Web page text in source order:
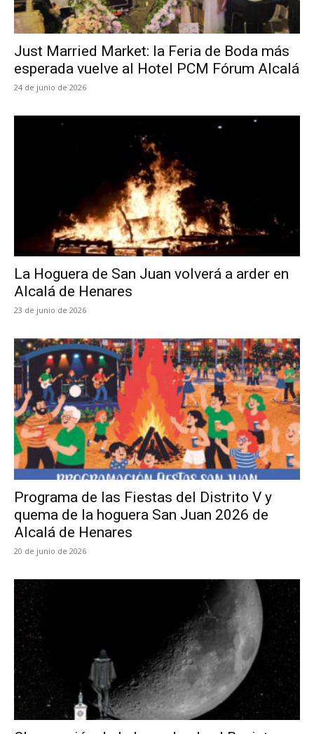
Just Married Market: la Feria de Boda más
esperada vuelve al Hotel PCM Fórum Alcalá
24 de junio de 2026
La Hoguera de San Juan volverá a arder en
Alcalá de Henares
23 de junio de 2026
Programa de las Fiestas del Distrito V y
quema de la hoguera San Juan 2026 de
Alcalá de Henares
20 de junio de 2026